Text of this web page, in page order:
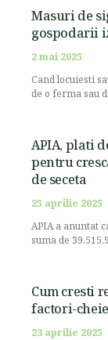
Masuri de
gospodarii
2 mai 2025
Cand locuiesti
de o ferma sau
APIA, plati
pentru
de seceta
25 aprilie 2025
APIA a anuntat
suma de
Cum cresti
factori-
23 aprilie 2025